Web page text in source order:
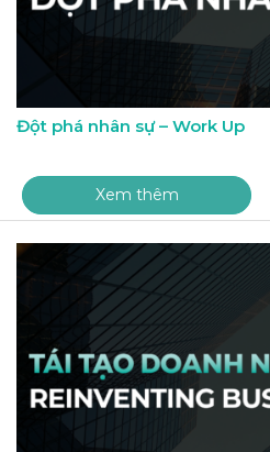
Đột phá nhân sự – Work Up
Xem thêm